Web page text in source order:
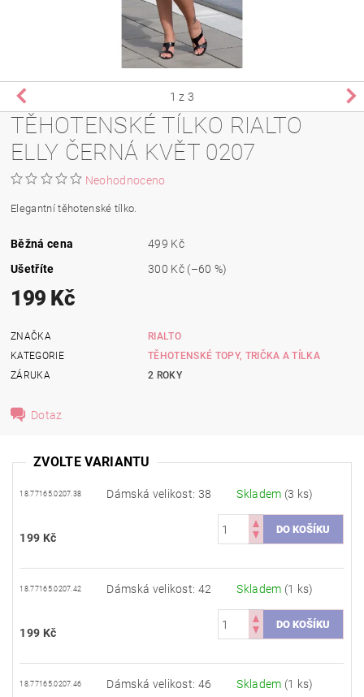
1 z 3
TĚHOTENSKÉ TÍLKO RIALTO
ELLY ČERNÁ KVĚT 0207
Neohodnoceno
Elegantní těhotenské tílko.
Běžná cena
499 Kč
Ušetříte
300 Kč (–60 %)
199 Kč
ZNAČKA
RIALTO
KATEGORIE
TĚHOTENSKÉ TOPY, TRIČKA A TÍLKA
ZÁRUKA
2 ROKY
Dotaz
ZVOLTE VARIANTU
18.77165.0207.38 Dámská velikost: 38 Skladem (3 ks)
199 Kč
18.77165.0207.42 Dámská velikost: 42 Skladem (1 ks)
199 Kč
18.77165.0207.46 Dámská velikost: 46 Skladem (1 ks)